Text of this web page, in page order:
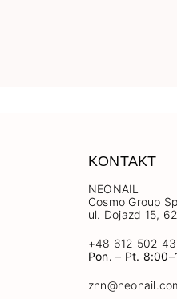
KONTAKT
NEONAIL
Cosmo Group
ul. Dojazd 15,
+48 612 502
Pon. – Pt.